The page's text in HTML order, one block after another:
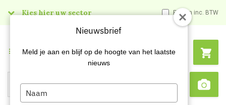
Kies hier uw sector Prijzen inc. BTW
Search
Menu
Nieuwsbrief
Meld je aan en blijf op de hoogte van het laatste
nieuws
Type
your